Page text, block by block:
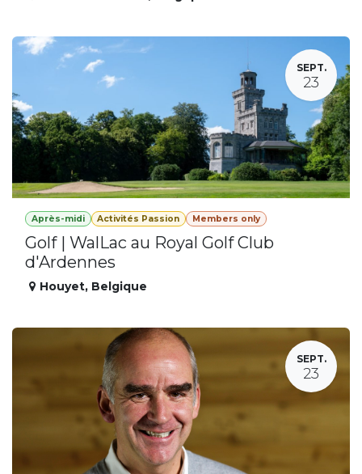
SEPT.
23
Après-midi Activités Passion Members only
Golf | WalLac au Royal Golf Club
d'Ardennes
Houyet, Belgique
SEPT.
23